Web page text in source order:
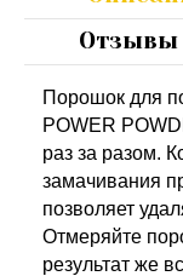
Отзывы
Порошок для
POWER
раз за разом.
замачивания
позволяет
Отмеряйте
результат же